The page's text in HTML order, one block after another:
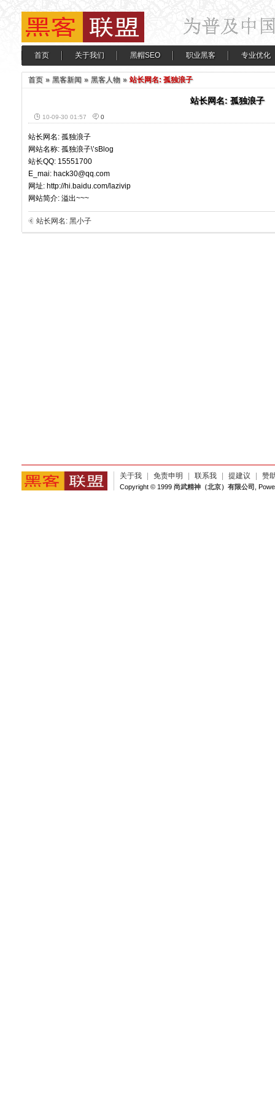
首页 关于我们 黑帽SEO 职业黑客 专业优化
首页 » 黑客新闻 » 黑客人物 » 站长网名: 孤独浪子
站长网名: 孤独浪子
10-09-30 01:57 0
站长网名: 孤独浪子
网站名称: 孤独浪子\’sBlog
站长QQ: 15551700
E_mai: hack30@qq.com
网址: http://hi.baidu.com/lazivip
网站简介: 溢出~~~
站长网名: 黑小子
关于我 免责申明 联系我 提建议 赞
Copyright © 1999 尚武精神（北京）有限公司 ,